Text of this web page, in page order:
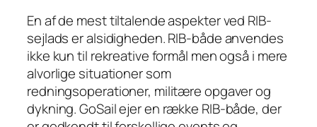
En af de mest tiltalende aspekter ved RIB-
sejlads er alsidigheden. RIB-både anvendes
ikke kun til rekreative formål men også i mere
alvorlige situationer som
redningsoperationer, militære opgaver og
dykning. GoSail ejer en række RIB-både, der